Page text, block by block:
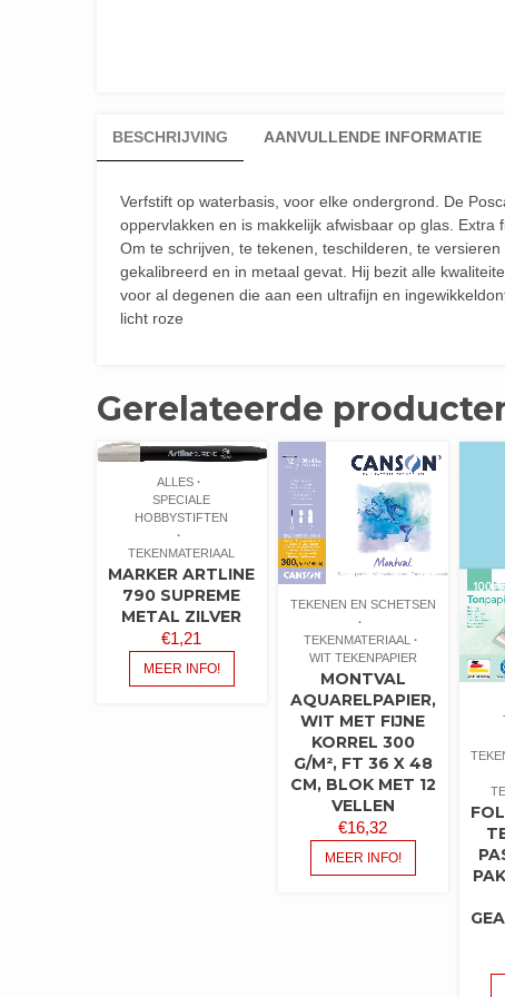
BESCHRIJVING AANVULLENDE INFORMATIE
Verfstift op waterbasis, voor elke ondergrond. De
oppervlakken en is makkelijk afwisbaar op glas.
Om te schrijven, te tekenen, teschilderen, te
gekalibreerd en in metaal gevat. Hij bezit alle
voor al degenen die aan een ultrafijn en
licht roze
Gerelateerde
ALLES
SPECIALE
HOBBYSTIFTEN
TEKENMATERIAAL
MARKER ARTLINE
790 SUPREME
METAL ZILVER
€1,21
MEER INFO!
TEKENEN EN SCHETSEN
TEKENMATERIAAL
WIT TEKENPAPIER
MONTVAL
AQUARELPAPIER,
WIT MET FIJNE
KORREL 300
G/M², FT 36 X 48
CM, BLOK MET 12
VELLEN
€16,32
MEER INFO!